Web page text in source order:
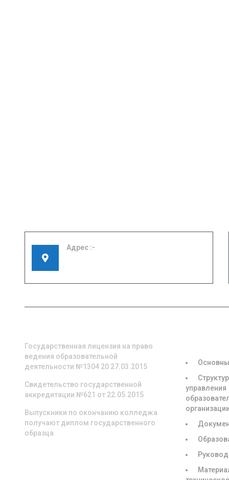
Адрес
Государственная лицензия на право
ведения образовательной
деятельности №1304 20 27.03.2015
Свидетельство государственной
аккредитации №621 от 22.05.2015
Выпускники по окончанию колледжа
получают диплом государственного
образца
управления